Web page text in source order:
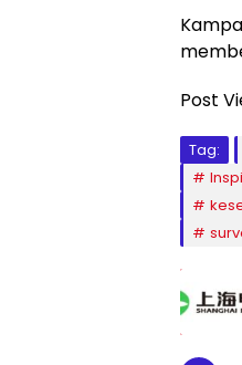
Post
Tag: